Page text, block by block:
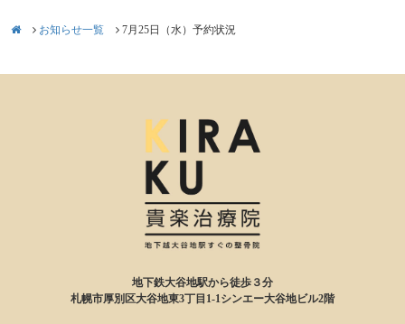
お知らせ一覧 7月25日（水）予約状況
地下鉄大谷地駅から徒歩３分
札幌市厚別区大谷地東3丁目1-1シンエー大谷地ビル2階